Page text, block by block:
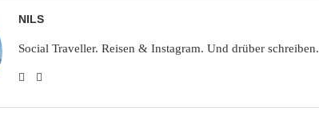
NILS
Social Traveller. Reisen & Instagram. Und drüber schreiben.